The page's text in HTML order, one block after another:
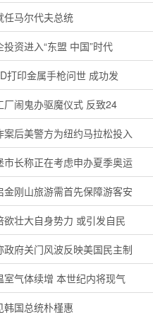
任马尔代夫总统
投资进入“东盟 中国”时代
打印金属手枪问世 成功发
厂闹鬼办驱魔仪式 反致24
案后美警方为纽约马拉松投入
市长称正在考虑申办夏季奥运
金刚山旅游需首先保障游客安
欲壮大自身势力 或引发自民
政府关门风波反映美国民主制
室气体续增 本世纪内将现气
韩国总统朴槿惠